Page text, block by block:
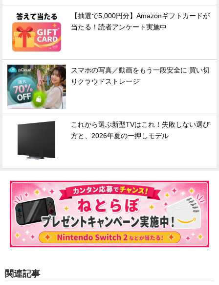
【抽選で5,000円分】Amazonギフトカードが
当たる！読者アンケート実施中
スマホの写真／動画をもう一段安全に 買い切
りクラウドストレージ
これから選ぶ新型TVはこれ！失敗しない選び
方と、2026年夏の一押しモデル
関連記事